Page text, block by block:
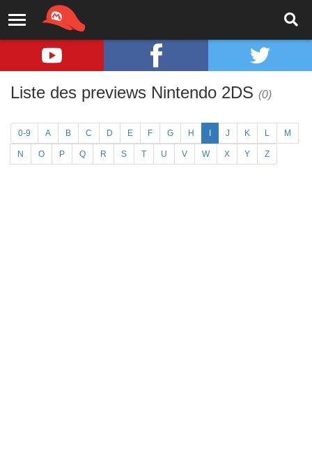
Liste des previews Nintendo 2DS (0)
0-9 A B C D E F G H J K L M
N O P Q R S T U V W X Y Z